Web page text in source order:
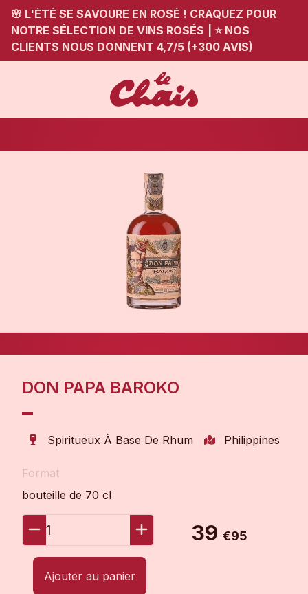
🌸 L'ÉTÉ SE SAVOURE EN ROSÉ ! CRAQUEZ POUR
NOTRE SÉLECTION DE VINS ROSÉS
⭐ NOS
CLIENTS NOUS DONNENT 4,7/5 (+300 AVIS)
DON PAPA BAROKO
Spiritueux À Base De Rhum Philippines
Format
bouteille de 70 cl
1 39€95
Ajouter au panier